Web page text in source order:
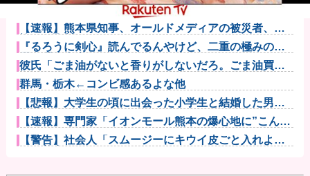
広陵高校〝暴力問題〟中井監督が謝罪。野球部巡り昨
年退任「深く...
【速報】熊本県知事、オールドメディアの被災者、遺
族への取材に...
『るろうに剣心』読んでるんやけど、二重の極みの理
屈が理解出来...
彼氏「ごま油がないと香りがしないだろ。ごま油買い
な！それと、...
群馬・栃木←コンビ感あるよな他
【悲報】大学生の頃に出会った小学生と結婚した男、
めちゃくちゃ...
【速報】専門家「イオンモール熊本の爆心地に”こんな
もの”があ...
【警告】社会人「スムージーにキウイ皮ごと入れよ。